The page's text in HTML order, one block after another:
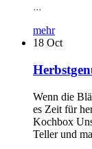
...
mehr
18 Oct
Wenn die
es Zeit für
Kochbox
Teller und